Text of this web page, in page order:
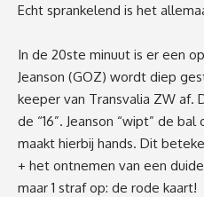
Echt sprankelend is het
In de 20ste minuut is er een
Jeanson (GOZ) wordt diep
keeper van Transvalia ZW af.
de “16”. Jeanson “wipt” de
maakt hierbij hands. Dit
+ het ontnemen van een
maar 1 straf op: de rode kaart!